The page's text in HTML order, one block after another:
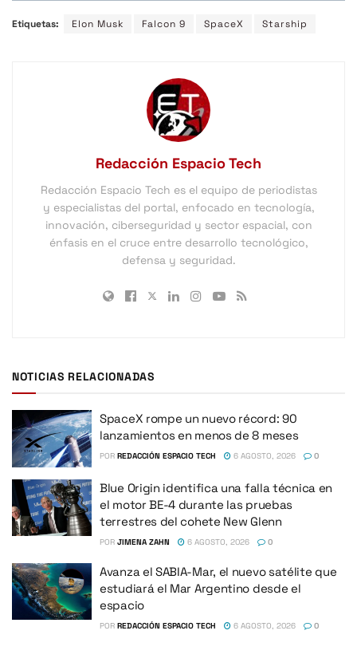
Etiquetas: Elon Musk Falcon 9 SpaceX Starship
Redacción Espacio Tech
Redacción Espacio Tech es el equipo de periodistas
y especialistas del portal, enfocado en tecnología,
innovación, ciberseguridad y sector espacial, con
énfasis en el cruce entre desarrollo tecnológico,
defensa y seguridad.
NOTICIAS RELACIONADAS
SpaceX rompe un nuevo récord: 90
lanzamientos en menos de 8 meses
POR REDACCIÓN ESPACIO TECH 6 AGOSTO, 2026 0
Blue Origin identifica una falla técnica en
el motor BE-4 durante las pruebas
terrestres del cohete New Glenn
POR JIMENA ZAHN 6 AGOSTO, 2026 0
Avanza el SABIA-Mar, el nuevo satélite que
estudiará el Mar Argentino desde el
espacio
POR REDACCIÓN ESPACIO TECH 6 AGOSTO, 2026 0